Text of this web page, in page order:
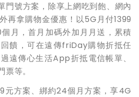
門號方案，除享上網吃到飽、網內
再拿購物金優惠！以5G月付1399
月，首月加碼外加月月送，累積
饋，可在遠傳friDay購物折抵任
遠傳心生活App折抵電信帳單、
等。
方案、綁約24個月方案，享4G